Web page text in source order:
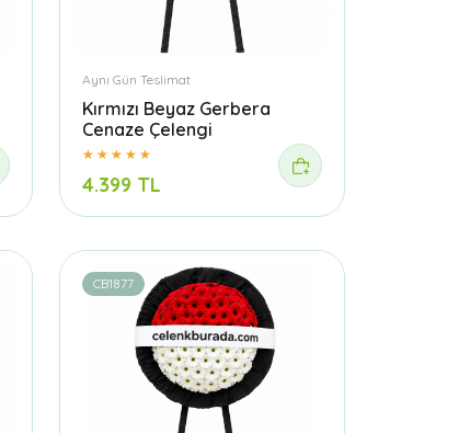
Aynı Gün Teslimat
Kırmızı Beyaz Gerbera
Cenaze Çelengi
4.399 TL
CB1877